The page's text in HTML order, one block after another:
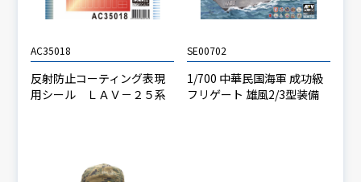
AC35018
反射防止コーティング表現
用シール ＬＡＶ－２５系
SE00702
1/700 中華民国海軍 成功級
フリゲート 雄風2/3型装備